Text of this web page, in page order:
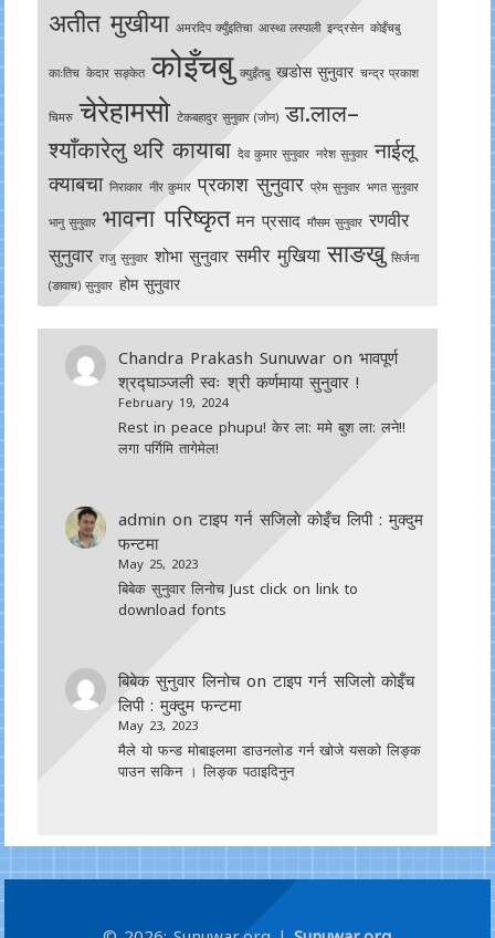
अतीत मुखीया अमरदिप क्युँइतिचा आस्था लस्पाली इन्द्रसेन काेइँचबु
काःतिच केदार सङ्केत कोइँचबु क्युइँतबु खडोस सुनुवार चन्द्र प्रकाश
चिमरु चेरेहामसो टेकबहादुर सुनुवार (जोन) डा.लाल–
श्याँकारेलु थरि कायाबा देव कुमार सुनुवार नरेश सुनुवार नाईलू
क्याबचा निराकार नीर कुमार प्रकाश सुनुवार प्रेम सुनुवार भगत सुनुवार
भानु सुनुवार भावना परिष्कृत मन प्रसाद मौसम सुनुवार रणवीर
सुनुवार राजु सुनुवार शोभा सुनुवार समीर मुखिया साङखु सिर्जना
(ङावाच) सुनुवार होम सुनुवार
Chandra Prakash Sunuwar onभावपूर्ण
श्रद्घाञ्जली स्वः श्री कर्णमाया सुनुवार !
February 19, 2024
Rest in peace phupu! केर ला: ममे बुश ला: लने!!
लगा पर्गिमि तागेमेल!
admin onटाइप गर्न सजिलाे काेइँच लिपी : मुक्दुम
फन्टमा
May 25, 2023
बिबेक सुनुवार लिनोच Just click on link to
download fonts
बिबेक सुनुवार लिनोचonटाइप गर्न सजिलाे काेइँच
लिपी : मुक्दुम फन्टमा
May 23, 2023
मैले यो फन्ड मोबाइलमा डाउनल‍ोड गर्न खोजे यसको लिङ्क
पाउन सकिन । लिङ्क पठाइदिनुन